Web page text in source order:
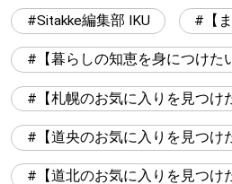
Sitakke編集部 IKU 【
【暮らしの知恵を身につけた
【札幌のお気に入りを見つけ
【道央のお気に入りを見つけ
【道北のお気に入りを見つけ